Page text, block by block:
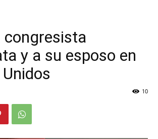
congresista
y a su esposo en
10